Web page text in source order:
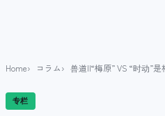
Home コラム 兽道II“梅原” VS “时动”
专栏